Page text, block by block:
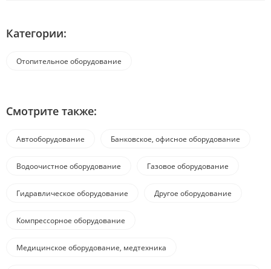
Категории:
Отопительное оборудование
Смотрите также:
Автооборудование Банковское, офисное оборудование
Водоочистное оборудование Газовое оборудование
Гидравлическое оборудование Другое оборудование
Компрессорное оборудование
Медицинское оборудование, медтехника